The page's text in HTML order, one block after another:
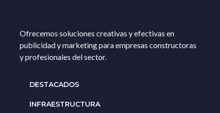
Ofrecemos soluciones creativas y efectivas en
publicidad y marketing para empresas constructoras
y profesionales del sector.
DESTACADOS
INFRAESTRUCTURA